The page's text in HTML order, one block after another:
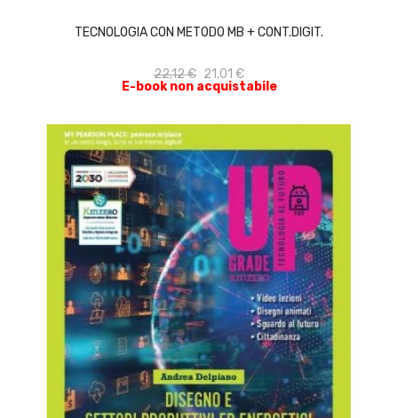
TECNOLOGIA CON METODO MB + CONT.DIGIT.
22,12 € 21,01 €
E-book non acquistabile